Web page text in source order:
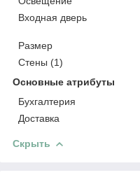
Входная дверь
Размер
Стены (1)
Основные атрибуты
Бухгалтерия
Доставка
Скрыть